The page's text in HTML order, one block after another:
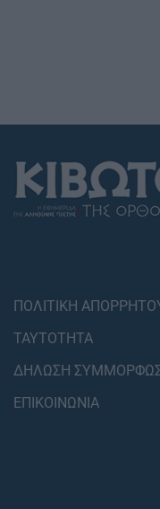
ΠΟΛΙΤΙΚΗ
ΤΑΥΤΟΤΗΤΑ
ΔΗΛΩΣΗ
ΕΠΙΚΟΙΝΩΝΙΑ